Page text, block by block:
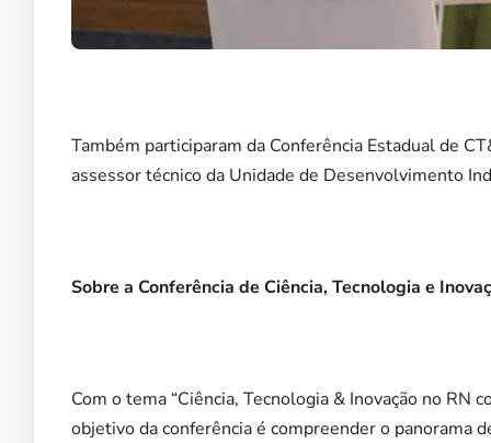
Também participaram da Conferência Estadual de
assessor técnico da Unidade de Desenvolvimento
Sobre a Conferência de Ciência, Tecnologia e
Com o tema “Ciência, Tecnologia & Inovação no RN
objetivo da conferência é compreender o panorama